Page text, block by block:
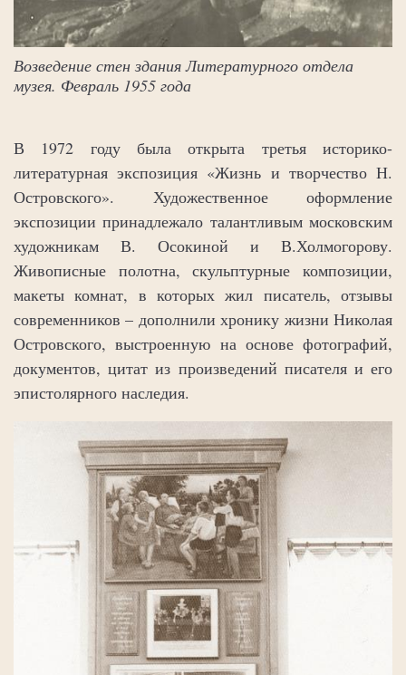
Возведение стен здания Литературного отдела
музея. Февраль 1955 года
В 1972 году была открыта третья историко-
литературная экспозиция «Жизнь и творчество Н.
Островского». Художественное оформление
экспозиции принадлежало талантливым московским
художникам В. Осокиной и В.Холмогорову.
Живописные полотна, скульптурные композиции,
макеты комнат, в которых жил писатель, отзывы
современников – дополнили хронику жизни Николая
Островского, выстроенную на основе фотографий,
документов, цитат из произведений писателя и его
эпистолярного наследия.